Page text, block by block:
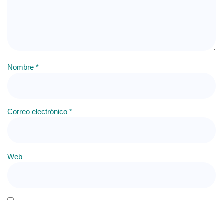
Nombre *
Correo electrónico *
Web